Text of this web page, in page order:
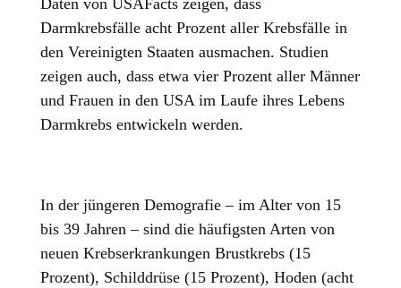
Daten von USAFacts zeigen, dass
Darmkrebsfälle acht Prozent aller Krebsfälle in
den Vereinigten Staaten ausmachen. Studien
zeigen auch, dass etwa vier Prozent aller Männer
und Frauen in den USA im Laufe ihres Lebens
Darmkrebs entwickeln werden.
In der jüngeren Demografie – im Alter von 15
bis 39 Jahren – sind die häufigsten Arten von
neuen Krebserkrankungen Brustkrebs (15
Prozent), Schilddrüse (15 Prozent), Hoden (acht